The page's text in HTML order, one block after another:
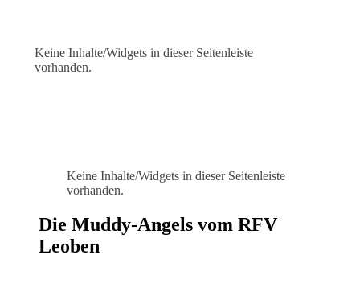
Keine Inhalte/Widgets in dieser Seitenleiste
vorhanden.
Keine Inhalte/Widgets in dieser Seitenleiste
vorhanden.
Die Muddy-Angels vom RFV
Leoben